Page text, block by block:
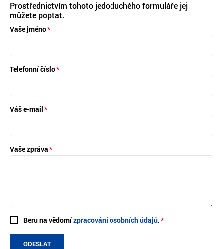
Prostřednictvím tohoto jedoduchého formuláře jej
můžete poptat.
Vaše jméno
Telefonní číslo
Váš e-mail
Vaše zpráva
Beru na vědomízpracování osobních údajů.
ODESLAT